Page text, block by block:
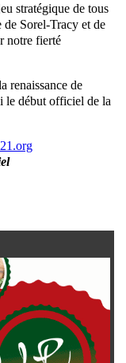
stratégique de tous
de Sorel-Tracy et de
notre fierté
renaissance de
le début officiel de la